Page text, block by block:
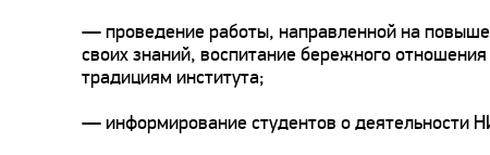
— проведение работы, направленной на
своих знаний, воспитание бережного
традициям института;
— информирование студентов о деятельности